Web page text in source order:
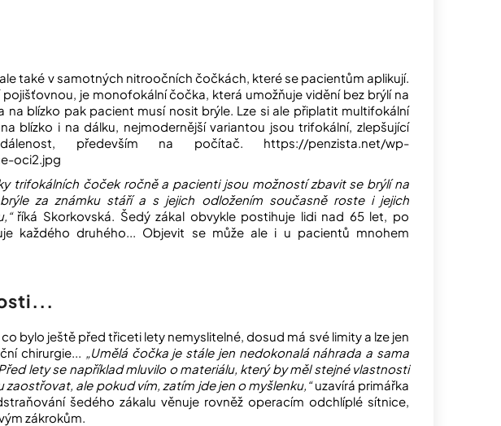
také v samotných nitroočních čočkách, které se pacientům aplikují.
je monofokální čočka, která umožňuje vidění bez brýlí na
na blízko pak pacient musí nosit brýle. Lze si ale připlatit multifokální
blízko i na dálku, nejmodernější variantou jsou trifokální, zlepšující
především na počítač. https://penzista.net/wp-
oci2.jpg
trifokálních čoček ročně a pacienti jsou možností zbavit se brýlí na
za známku stáří a s jejich odložením současně roste i jejich
říká Skorkovská. Šedý zákal obvykle postihuje lidi nad 65 let, po
každého druhého... Objevit se může ale i u pacientů mnohem
bylo ještě před třiceti lety nemyslitelné, dosud má své limity a lze jen
chirurgie...
„Umělá čočka je stále jen nedokonalá náhrada a sama
lety se například mluvilo o materiálu, který by měl stejné vlastnosti
ale pokud vím, zatím jde jen o myšlenku,“uzavírá primářka
šedého zákalu věnuje rovněž operacím odchlíplé sítnice,
zákrokům.